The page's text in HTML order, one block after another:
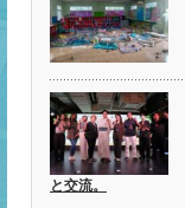
と交流。